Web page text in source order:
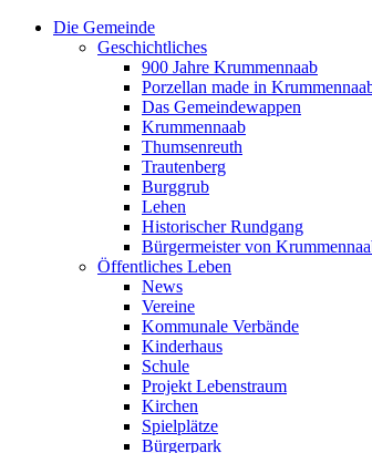
Die Gemeinde
Geschichtliches
900 Jahre Krummennaab
Porzellan made in
Das Gemeindewappen
Krummennaab
Thumsenreuth
Trautenberg
Burggrub
Lehen
Historischer Rundgang
Bürgermeister von
Öffentliches Leben
News
Vereine
Kommunale Verbände
Kinderhaus
Schule
Projekt Lebenstraum
Kirchen
Spielplätze
Bürgerpark